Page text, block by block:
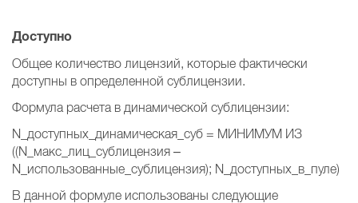
Доступно
Общее количество лицензий, которые фактически
доступны в определенной сублицензии.
Формула расчета в динамической сублицензии:
N_доступных_динамическая_суб = МИНИМУМ ИЗ
((N_макс_лиц_сублицензия –
N_использованные_сублицензия); N_доступных_в_пуле)
В данной формуле использованы следующие